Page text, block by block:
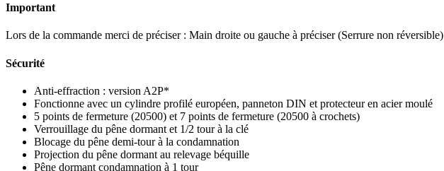
Important
Lors de la commande merci de préciser : Main droite ou gauche à préciser (Serrure non réversible)
Sécurité
Anti-effraction : version A2P*
Fonctionne avec un cylindre profilé européen, panneton DIN et protecteur en acier moulé
5 points de fermeture (20500) et 7 points de fermeture (20500 à crochets)
Verrouillage du pêne dormant et 1/2 tour à la clé
Blocage du pêne demi-tour à la condamnation
Projection du pêne dormant au relevage béquille
Pêne dormant condamnation à 1 tour